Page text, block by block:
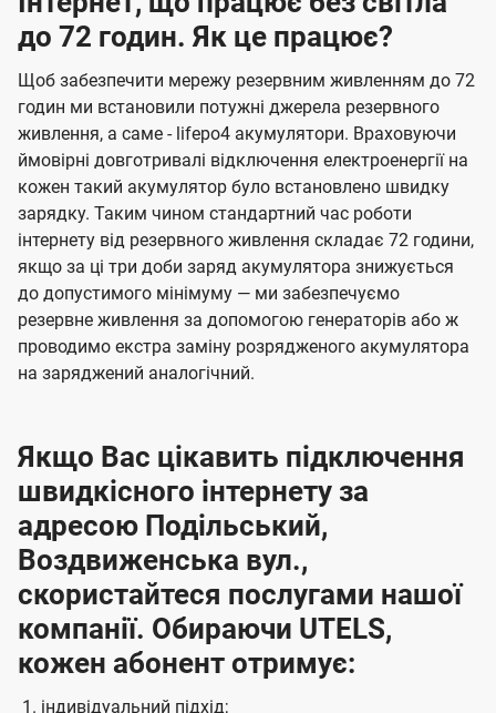
до 72 годин. Як це працює?
Щоб забезпечити мережу резервним живленням до 72
годин ми встановили потужні джерела резервного
живлення, а саме - lifepo4 акумулятори. Враховуючи
ймовірні довготривалі відключення електроенергії на
кожен такий акумулятор було встановлено швидку
зарядку. Таким чином стандартний час роботи
інтернету від резервного живлення складає 72 години,
якщо за ці три доби заряд акумулятора знижується
до допустимого мінімуму — ми забезпечуємо
резервне живлення за допомогою генераторів або ж
проводимо екстра заміну розрядженого акумулятора
на заряджений аналогічний.
Якщо Вас цікавить підключення
швидкісного інтернету за
адресою Подільський,
Воздвиженська вул.,
скористайтеся послугами нашої
компанії. Обираючи UTELS,
кожен абонент отримує:
індивідуальний підхід;